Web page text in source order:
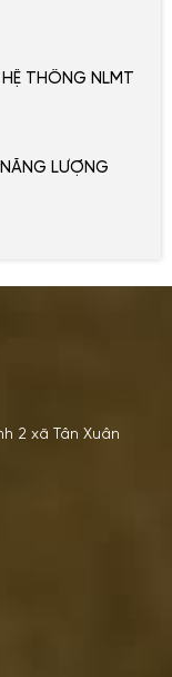
THỐNG NLMT
LƯỢNG
2 xã Tân Xuân